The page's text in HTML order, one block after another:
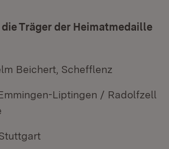
Träger der Heimatmedaille
Beichert, Schefflenz
Liptingen / Radolfzell